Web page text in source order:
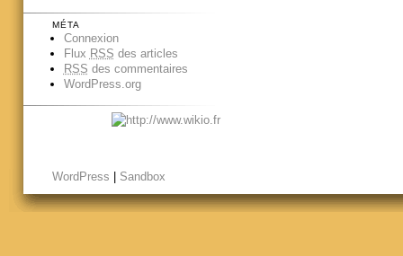
MÉTA
Connexion
Flux RSS des articles
RSS des commentaires
WordPress.org
WordPress Sandbox